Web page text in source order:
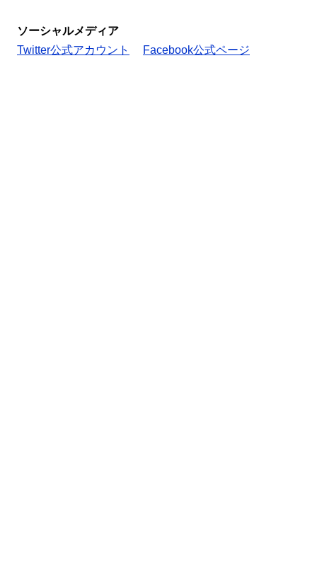
ソーシャルメディア
Twitter公式アカウント
Facebook公式ページ